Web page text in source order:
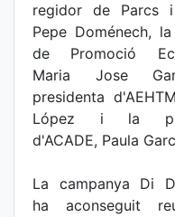
regidor de Parcs i
Pepe Doménech,
de Promoció
Maria Jose
presidenta
López i la
d'ACADE, Paula
La campanya Di
ha aconseguit